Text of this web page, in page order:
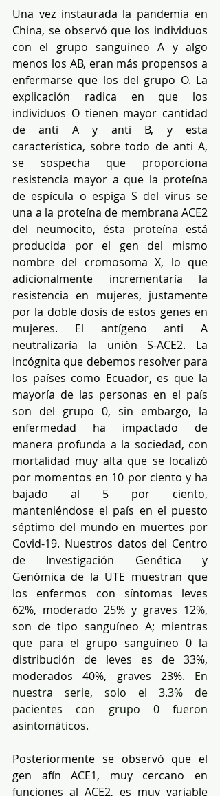
Una vez instaurada la pandemia en
China, se observó que los individuos
con el grupo sanguíneo A y algo
menos los AB, eran más propensos a
enfermarse que los del grupo O. La
explicación radica en que los
individuos O tienen mayor cantidad
de anti A y anti B, y esta
característica, sobre todo de anti A,
se sospecha que proporciona
resistencia mayor a que la proteína
de espícula o espiga S del virus se
una a la proteína de membrana ACE2
del neumocito, ésta proteína está
producida por el gen del mismo
nombre del cromosoma X, lo que
adicionalmente incrementaría la
resistencia en mujeres, justamente
por la doble dosis de estos genes en
mujeres. El antígeno anti A
neutralizaría la unión S-ACE2. La
incógnita que debemos resolver para
los países como Ecuador, es que la
mayoría de las personas en el país
son del grupo 0, sin embargo, la
enfermedad ha impactado de
manera profunda a la sociedad, con
mortalidad muy alta que se localizó
por momentos en 10 por ciento y ha
bajado al 5 por ciento,
manteniéndose el país en el puesto
séptimo del mundo en muertes por
Covid-19. Nuestros datos del Centro
de Investigación Genética y
Genómica de la UTE muestran que
los enfermos con síntomas leves
62%, moderado 25% y graves 12%,
son de tipo sanguíneo A; mientras
que para el grupo sanguíneo 0 la
distribución de leves es de 33%,
moderados 40%, graves 23%. En
nuestra serie, solo el 3.3% de
pacientes con grupo 0 fueron
asintomáticos.
Posteriormente se observó que el
gen afín ACE1, muy cercano en
funciones al ACE2, es muy variable